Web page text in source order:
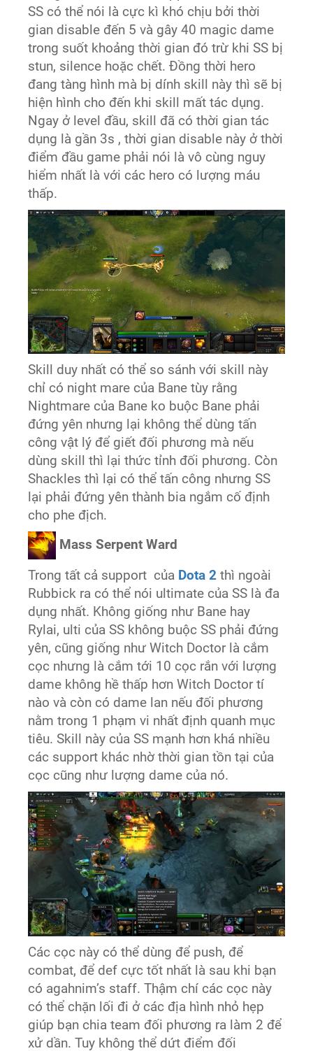
SS có thể nói là cực kì khó chịu bởi thời
gian disable đến 5 và gây 40 magic dame
trong suốt khoảng thời gian đó trừ khi SS bị
stun, silence hoặc chết. Đồng thời hero
đang tàng hình mà bị dính skill này thì sẽ bị
hiện hình cho đến khi skill mất tác dụng.
Ngay ở level đầu, skill đã có thời gian tác
dụng là gần 3s , thời gian disable này ở thời
điểm đầu game phải nói là vô cùng nguy
hiểm nhất là với các hero có lượng máu
thấp.
Skill duy nhất có thể so sánh với skill này
chỉ có night mare của Bane tùy rằng
Nightmare của Bane ko buộc Bane phải
đứng yên nhưng lại không thể dùng tấn
công vật lý để giết đối phương mà nếu
dùng skill thì lại thức tỉnh đối phương. Còn
Shackles thì lại có thể tấn công nhưng SS
lại phải đứng yên thành bia ngắm cố định
cho phe địch.
Mass Serpent Ward
Trong tất cả support của Dota 2 thì ngoài
Rubbick ra có thể nói ultimate của SS là đa
dụng nhất. Không giống như Bane hay
Rylai, ulti của SS không buộc SS phải đứng
yên, cũng giống như Witch Doctor là cắm
cọc nhưng là cắm tới 10 cọc rắn với lượng
dame không hề thấp hơn Witch Doctor tí
nào và còn có dame lan nếu đối phương
nằm trong 1 phạm vi nhất định quanh mục
tiêu. Skill này của SS mạnh hơn khá nhiều
các support khác nhờ thời gian tồn tại của
cọc cũng như lượng dame của nó.
Các cọc này có thể dùng để push, để
combat, để def cực tốt nhất là sau khi bạn
có agahnim’s staff. Thậm chí các cọc này
có thể chặn lối đi ở các địa hình nhỏ hẹp
giúp bạn chia team đối phương ra làm 2 để
xử dần. Tuy không thể dứt điểm đối